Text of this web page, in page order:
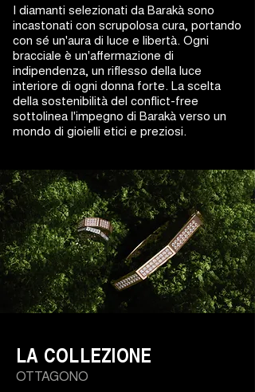
I diamanti selezionati da Barakà sono
incastonati con scrupolosa cura, portando
con sé un'aura di luce e libertà. Ogni
bracciale è un'affermazione di
indipendenza, un riflesso della luce
interiore di ogni donna forte. La scelta
della sostenibilità del conflict-free
sottolinea l'impegno di Barakà verso un
mondo di gioielli etici e preziosi.
LA COLLEZIONE
OTTAGONO